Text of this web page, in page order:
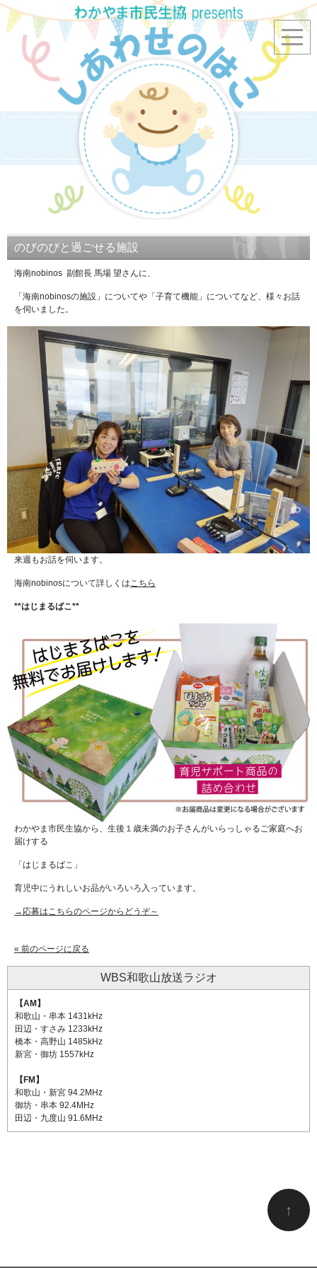
のびのびと過ごせる施設
海南nobinos 副館長 馬場 望さんに、
「海南nobinosの施設」についてや「子育て機能」についてなど、様々お話
を伺いました。
来週もお話を伺います。
海南nobinosについて詳しくは こちら
**はじまるばこ**
わかやま市民生協から、生後１歳未満のお子さんがいらっしゃるご家庭へお
届けする
「はじまるばこ」
育児中にうれしいお品がいろいろ入っています。
→応募はこちらのページからどうぞ～
« 前のページに戻る
WBS和歌山放送ラジオ
【AM】
和歌山・串本 1431kHz
田辺・すさみ 1233kHz
橋本・高野山 1485kHz
新宮・御坊 1557kHz
【FM】
和歌山・新宮 94.2MHz
御坊・串本 92.4MHz
田辺・九度山 91.6MHz
↑